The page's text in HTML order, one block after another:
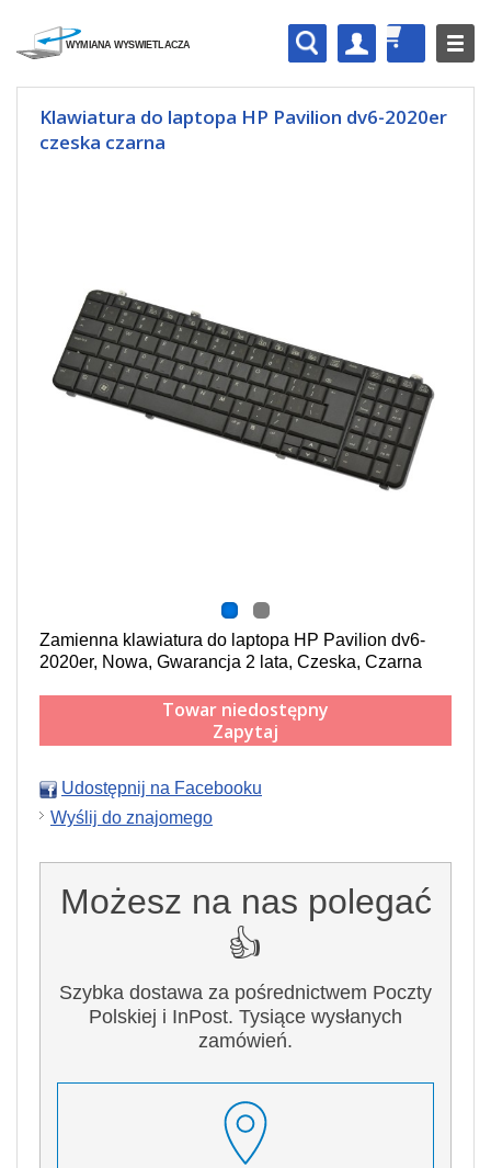
Klawiatura do laptopa HP Pavilion dv6-2020er
czeska czarna
Zamienna klawiatura do laptopa HP Pavilion dv6-
2020er, Nowa, Gwarancja 2 lata, Czeska, Czarna
Towar niedostępny
Zapytaj
Udostępnij na Facebooku
Wyślij do znajomego
Możesz na nas polegać
👍
Szybka dostawa za pośrednictwem Poczty
Polskiej i InPost. Tysiące wysłanych
zamówień.